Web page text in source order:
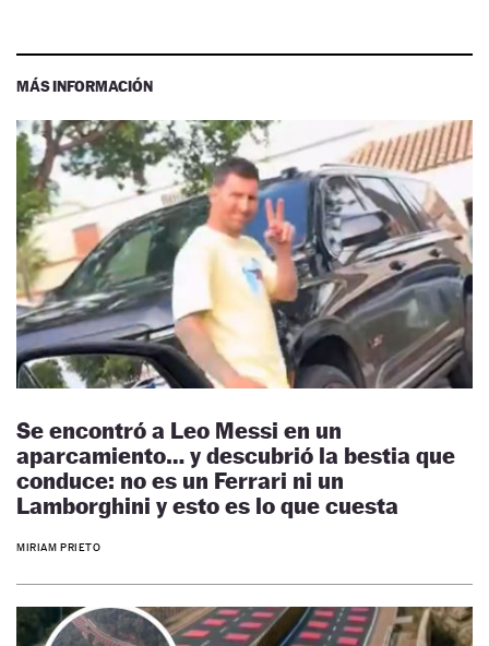
MÁS INFORMACIÓN
Se encontró a Leo Messi en un
aparcamiento… y descubrió la bestia que
conduce: no es un Ferrari ni un
Lamborghini y esto es lo que cuesta
MIRIAM PRIETO